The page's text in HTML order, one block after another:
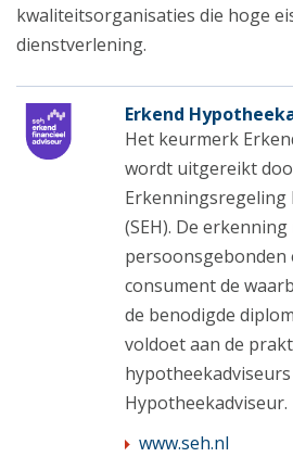
kwaliteitsorganisaties die hoge
dienstverlening.
Erkend
Het keurmerk
wordt uitgereikt
Erkenningsregeling
(SEH). De erkenning
persoonsgebonden
consument de
de benodigde
voldoet aan de
Hypotheekadviseur.
www.seh.nl